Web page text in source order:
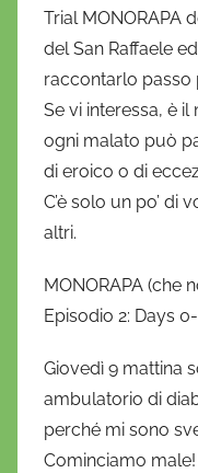
Trial MONORAPA
del San Raffaele
raccontarlo passo
Se vi interessa, è
ogni malato può
di eroico o di
C’è solo un po’ di
altri.
MONORAPA (che
Episodio 2: Days
Giovedì 9 mattina
ambulatorio di
perché mi sono
Cominciamo